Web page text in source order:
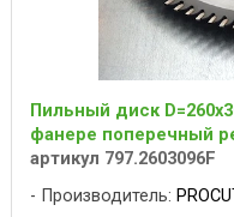
Пильный диск
фанере поперечный
артикул 797.2603096F
Производитель: